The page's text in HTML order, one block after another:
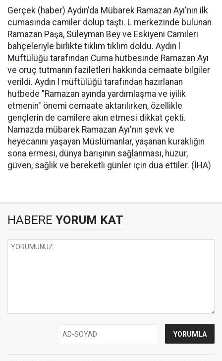
Gerçek (haber) Aydın'da Mübarek Ramazan Ayı'nın ilk
cumasında camiler dolup taştı. L merkezinde bulunan
Ramazan Paşa, Süleyman Bey ve Eskiyeni Camileri
bahçeleriyle birlikte tıklım tıklım doldu. Aydın l
Müftülüğü tarafından Cuma hutbesinde Ramazan Ayı
ve oruç tutmanın faziletleri hakkında cemaate bilgiler
verildi. Aydın l müftülüğü tarafından hazırlanan
hutbede "Ramazan ayında yardımlaşma ve iyilik
etmenin" önemi cemaate aktarılırken, özellikle
gençlerin de camilere akın etmesi dikkat çekti.
Namazda mübarek Ramazan Ayı'nın şevk ve
heyecanını yaşayan Müslümanlar, yaşanan kuraklığın
sona ermesi, dünya barışının sağlanması, huzur,
güven, sağlık ve bereketli günler için dua ettiler. (İHA)
HABERE YORUM KAT